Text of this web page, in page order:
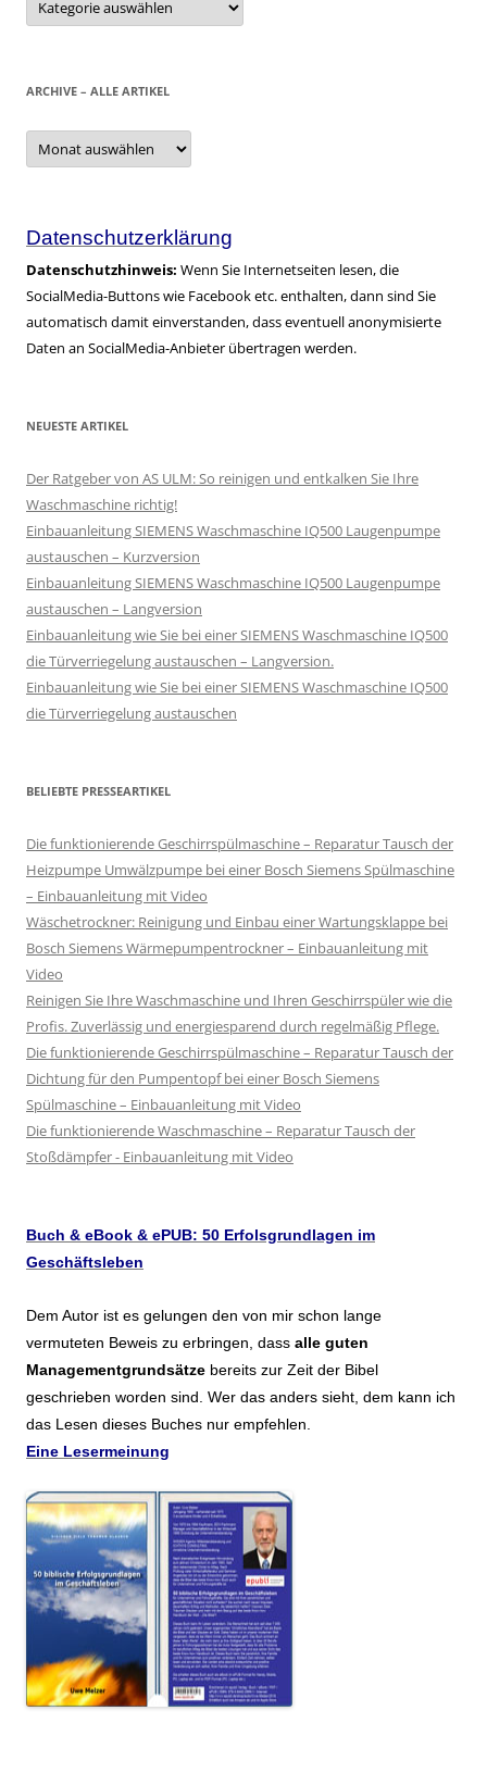
ARCHIVE – ALLE ARTIKEL
Archive
alle
Datenschutzerklärung
Datenschutzhinweis: Wenn Sie Internetseiten lesen, die
SocialMedia-Buttons wie Facebook etc. enthalten, dann sind Sie
automatisch damit einverstanden, dass eventuell anonymisierte
Daten an SocialMedia-Anbieter übertragen werden.
NEUESTE ARTIKEL
Der Ratgeber von AS ULM: So reinigen und entkalken Sie Ihre
Waschmaschine richtig!
Einbauanleitung SIEMENS Waschmaschine IQ500 Laugenpumpe
austauschen – Kurzversion
Einbauanleitung SIEMENS Waschmaschine IQ500 Laugenpumpe
austauschen – Langversion
Einbauanleitung wie Sie bei einer SIEMENS Waschmaschine IQ500
die Türverriegelung austauschen – Langversion.
Einbauanleitung wie Sie bei einer SIEMENS Waschmaschine IQ500
die Türverriegelung austauschen
BELIEBTE PRESSEARTIKEL
Die funktionierende Geschirrspülmaschine – Reparatur Tausch der
Heizpumpe Umwälzpumpe bei einer Bosch Siemens Spülmaschine
– Einbauanleitung mit Video
Wäschetrockner: Reinigung und Einbau einer Wartungsklappe bei
Bosch Siemens Wärmepumpentrockner – Einbauanleitung mit
Video
Reinigen Sie Ihre Waschmaschine und Ihren Geschirrspüler wie die
Profis. Zuverlässig und energiesparend durch regelmäßig Pflege.
Die funktionierende Geschirrspülmaschine – Reparatur Tausch der
Dichtung für den Pumpentopf bei einer Bosch Siemens
Spülmaschine – Einbauanleitung mit Video
Die funktionierende Waschmaschine – Reparatur Tausch der
Stoßdämpfer - Einbauanleitung mit Video
Buch & eBook & ePUB: 50 Erfolsgrundlagen im
Geschäftsleben
Dem Autor ist es gelungen den von mir schon lange
vermuteten Beweis zu erbringen, dass alle guten
Managementgrundsätze bereits zur Zeit der Bibel
geschrieben worden sind. Wer das anders sieht, dem kann ich
das Lesen dieses Buches nur empfehlen.
Eine Lesermeinung